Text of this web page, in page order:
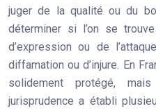
juger de la qualité ou du
déterminer si l’on se
d’expression ou de
diffamation ou d’injure. En
solidement protégé,
jurisprudence a établi